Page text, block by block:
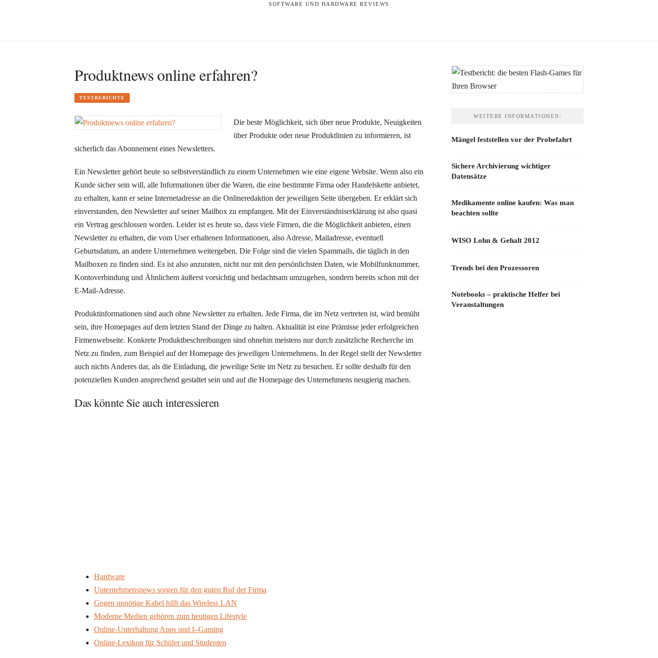
SOFTWARE UND HARDWARE REVIEWS
Produktnews online erfahren?
TESTBERICHTE
Die beste Möglichkeit, sich über neue Produkte, Neuigkeiten
über Produkte oder neue Produktlinien zu informieren, ist
sicherlich das Abonnement eines Newsletters.
Ein Newsletter gehört heute so selbstverständlich zu einem Unternehmen wie eine eigene Website. Wenn also ein
Kunde sicher sein will, alle Informationen über die Waren, die eine bestimmte Firma oder Handelskette anbietet,
zu erhalten, kann er seine Internetadresse an die Onlineredaktion der jeweiligen Seite übergeben. Er erklärt sich
einverstanden, den Newsletter auf seiner Mailbox zu empfangen. Mit der Einverständniserklärung ist also quasi
ein Vertrag geschlossen worden. Leider ist es heute so, dass viele Firmen, die die Möglichkeit anbieten, einen
Newsletter zu erhalten, die vom User erhaltenen Informationen, also Adresse, Mailadresse, eventuell
Geburtsdatum, an andere Unternehmen weitergeben. Die Folge sind die vielen Spammails, die täglich in den
Mailboxen zu finden sind. Es ist also anzuraten, nicht nur mit den persönlichsten Daten, wie Mobilfunknummer,
Kontoverbindung und Ähnlichem äußerst vorsichtig und bedachtsam umzugehen, sondern bereits schon mit der
E-Mail-Adresse.
Produktinformationen sind auch ohne Newsletter zu erhalten. Jede Firma, die im Netz vertreten ist, wird bemüht
sein, ihre Homepages auf dem letzten Stand der Dinge zu halten. Aktualität ist eine Prämisse jeder erfolgreichen
Firmenwebseite. Konkrete Produktbeschreibungen sind ohnehin meistens nur durch zusätzliche Recherche im
Netz zu finden, zum Beispiel auf der Homepage des jeweiligen Unternehmens. In der Regel stellt der Newsletter
auch nichts Anderes dar, als die Einladung, die jeweilige Seite im Netz zu besuchen. Er sollte deshalb für den
potenziellen Kunden ansprechend gestaltet sein und auf die Homepage des Unternehmens neugierig machen.
Das könnte Sie auch interessieren
Hardware
Unternehmensnews sorgen für den guten Ruf der Firma
Gegen unnötige Kabel hilft das Wireless LAN
Moderne Medien gehören zum heutigen Lifestyle
Online-Unterhaltung Apps und I–Gaming
Online-Lexikon für Schüler und Studenten
WEITERE INFORMATIONEN:
Mängel feststellen vor der Probefahrt
Sichere Archivierung wichtiger
Datensätze
Medikamente online kaufen: Was man
beachten sollte
WISO Lohn & Gehalt 2012
Trends bei den Prozessoren
Notebooks – praktische Helfer bei
Veranstaltungen